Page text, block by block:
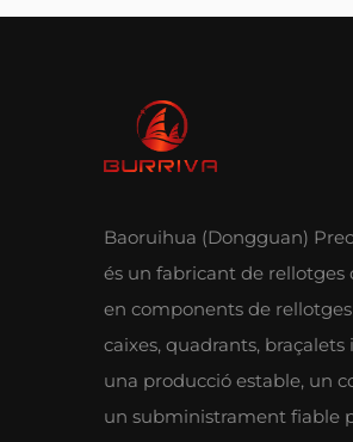
Baoruihua (Dongguan)
és un fabricant de rellotges
en components de
caixes, quadrants,
una producció estable, un
un subministrament fiable